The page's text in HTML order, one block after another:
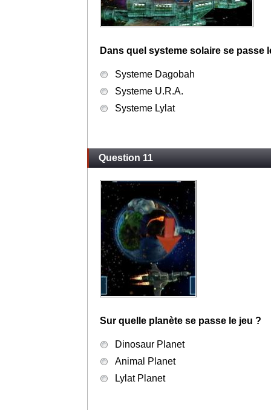
Dans quel systeme solaire se passe
Systeme Dagobah
Systeme U.R.A.
Systeme Lylat
Question 11
Sur quelle planète se passe le jeu ?
Dinosaur Planet
Animal Planet
Lylat Planet